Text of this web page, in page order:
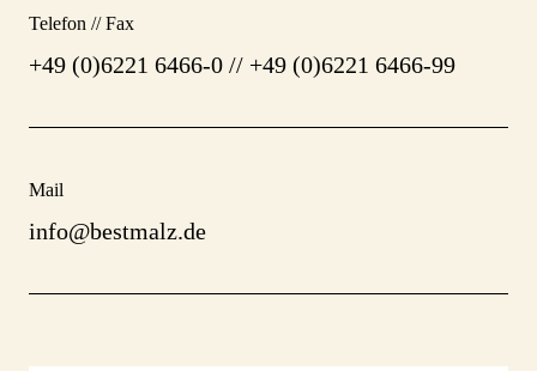
Telefon // Fax
+49 (0)6221 6466-0 // +49 (0)6221 6466-99
Mail
info@bestmalz.de